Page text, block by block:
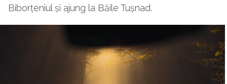
Biborțeniul și ajung la Băile Tușnad.